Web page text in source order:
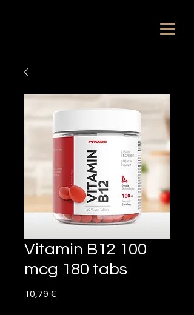
Vitamin B12 100
mcg 180 tabs
10,79 €